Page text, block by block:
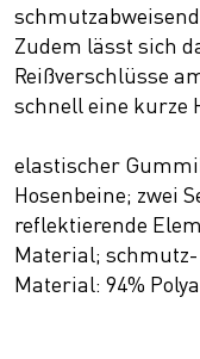
Zudem lässt sich
Reißverschlüsse
schnell eine kurze
elastischer
Hosenbeine; zwei
reflektierende
Material;
Material: 94%